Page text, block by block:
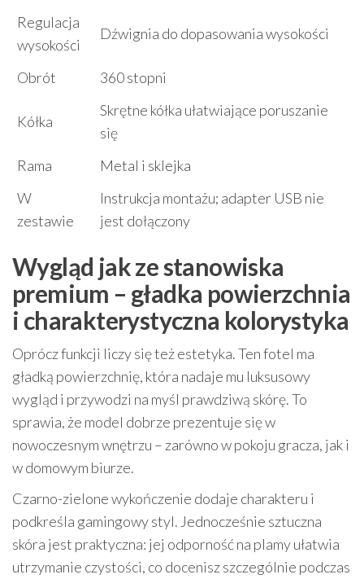
Regulacja
wysokości
Dźwignia do dopasowania wysokości
Obrót 360 stopni
Kółka
Skrętne kółka ułatwiające poruszanie
się
Rama
Metal i sklejka
W
zestawie
Instrukcja montażu; adapter USB nie
jest dołączony
Wygląd jak ze stanowiska
premium – gładka powierzchnia
i charakterystyczna kolorystyka
Oprócz funkcji liczy się też estetyka. Ten fotel ma
gładką powierzchnię, która nadaje mu luksusowy
wygląd i przywodzi na myśl prawdziwą skórę. To
sprawia, że model dobrze prezentuje się w
nowoczesnym wnętrzu – zarówno w pokoju gracza, jak i
w domowym biurze.
Czarno-zielone wykończenie dodaje charakteru i
podkreśla gamingowy styl. Jednocześnie sztuczna
skóra jest praktyczna: jej odporność na plamy ułatwia
utrzymanie czystości, co docenisz szczególnie podczas